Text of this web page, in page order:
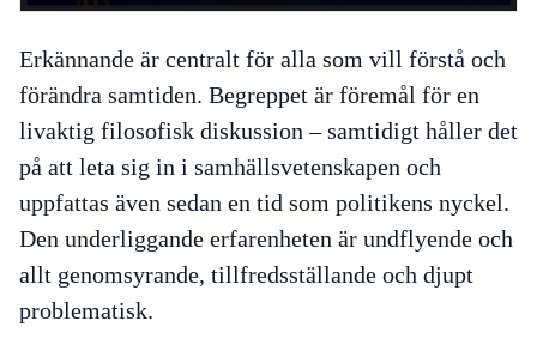
Erkännande är centralt för alla som vill förstå och
förändra samtiden. Begreppet är föremål för en
livaktig filosofisk diskussion – samtidigt håller det
på att leta sig in i samhällsvetenskapen och
uppfattas även sedan en tid som politikens nyckel.
Den underliggande erfarenheten är undflyende och
allt genomsyrande, tillfredsställande och djupt
problematisk.